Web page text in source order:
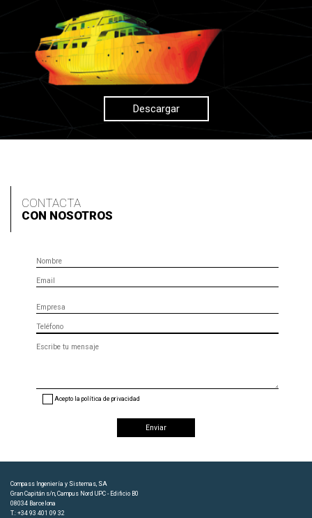
Descargar
CONTACTA
CON NOSOTROS
(opcional)
Acepto la política de privacidad
Compass Ingeniería y Sistemas, SA
Gran Capitán s/n, Campus Nord UPC - Edificio B0
08034 Barcelona
T.: +34 93 401 09 32